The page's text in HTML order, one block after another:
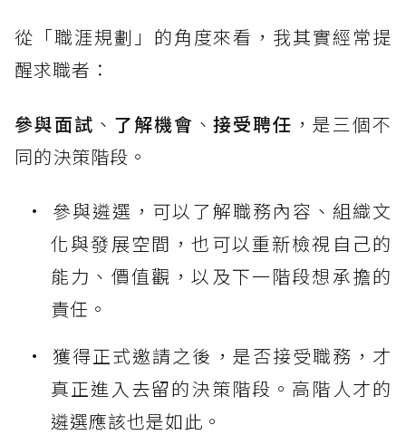
從「職涯規劃」的角度來看，我其實經常提
醒求職者：
參與面試 、 了解機會 、接受聘任 ，是三個不
同的決策階段。
參與遴選，可以了解職務內容、組織文
化與發展空間，也可以重新檢視自己的
能力、價值觀，以及下一階段想承擔的
責任。
獲得正式邀請之後，是否接受職務，才
真正進入去留的決策階段。高階人才的
遴選應該也是如此。